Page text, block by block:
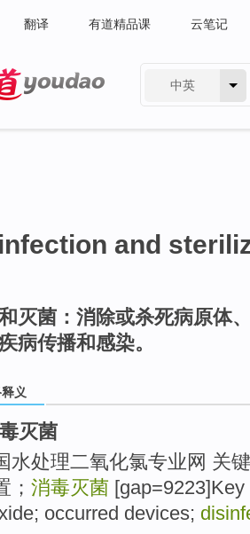
翻译 有道精品课 云笔记
中英
and
灭菌：消除或杀死病原体
病传播和感染。
义
灭菌
水处理二氧化氯专业网 关
； 消毒灭菌
occurred devices;